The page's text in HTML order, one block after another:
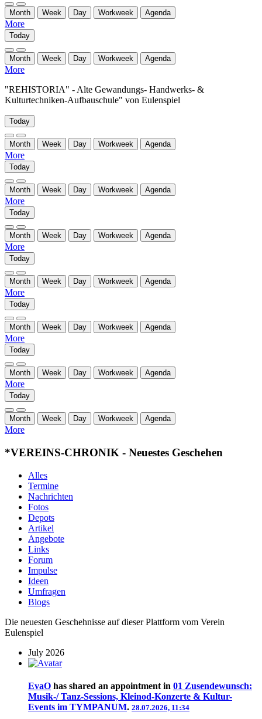
Month Week Day Workweek Agenda
More
Today
Month Week Day Workweek Agenda
More
"REHISTORIA" - Alte Gewandungs- Handwerks- &
Kulturtechniken-Aufbauschule" von Eulenspiel
Today
Month Week Day Workweek Agenda
More
Today
Month Week Day Workweek Agenda
More
Today
Month Week Day Workweek Agenda
More
Today
Month Week Day Workweek Agenda
More
Today
Month Week Day Workweek Agenda
More
Today
Month Week Day Workweek Agenda
More
Today
Month Week Day Workweek Agenda
More
*VEREINS-CHRONIK - Neuestes Geschehen
Alles
Termine
Nachrichten
Fotos
Depots
Artikel
Angebote
Links
Forum
Impulse
Ideen
Umfragen
Blogs
Die neuesten Geschehnisse auf dieser Plattform vom Verein
Eulenspiel
July 2026
EvaO has shared an appointment in 01 Zusendewunsch:
Musik-/ Tanz-Sessions, Kleinod-Konzerte & Kultur-
Events im TYMPANUM. 28.07.2026, 11:34